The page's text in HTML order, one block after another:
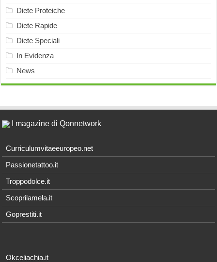
Diete Proteiche
Diete Rapide
Diete Speciali
In Evidenza
News
I magazine di Qonnetwork
Curriculumvitaeeuropeo.net
Passionetattoo.it
Troppodolce.it
Scoprilamela.it
Goprestiti.it
Okceliachia.it